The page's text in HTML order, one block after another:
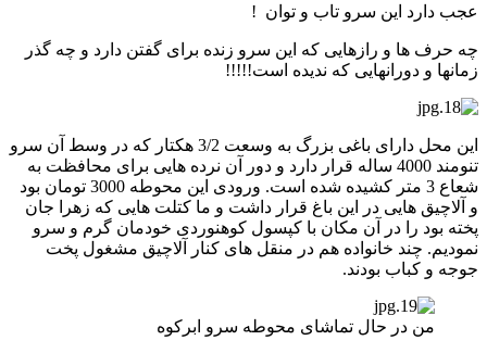
عجب دارد این سرو تاب و توان !
چه حرف ها و رازهایی که این سرو زنده برای گفتن دارد و چه گذر
زمانها و دورانهایی که ندیده است!!!!!
این محل دارای باغی بزرگ به وسعت 3/2 هکتار که در وسط آن سرو
تنومند 4000 ساله قرار دارد و دور آن نرده هایی برای محافظت به
شعاع 3 متر کشیده شده است. ورودی این محوطه 3000 تومان بود
و آلاچیق هایی در این باغ قرار داشت و ما کتلت هایی که زهرا جان
پخته بود را در آن مکان با کپسول کوهنوردی خودمان گرم و سرو
نمودیم. چند خانواده هم در منقل های کنار آلاچیق مشغول پخت
جوجه و کباب بودند.
من در حال تماشای محوطه سرو ابرکوه